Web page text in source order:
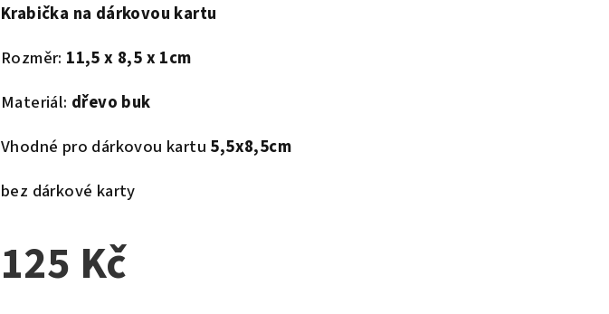
Krabička na dárkovou kartu
Rozměr: 11,5 x 8,5 x 1cm
Materiál: dřevo buk
Vhodné pro dárkovou kartu 5,5x8,5cm
bez dárkové karty
125 Kč